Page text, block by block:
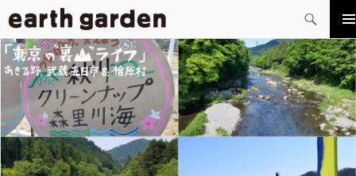
索
メ
メ
ー
コ
ン
テ
へ
ス
キ
ッ